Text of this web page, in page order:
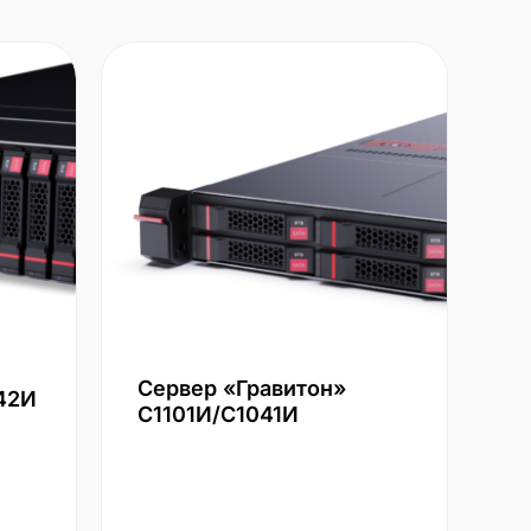
Сервер «Гравитон»
С1101И/С1041И